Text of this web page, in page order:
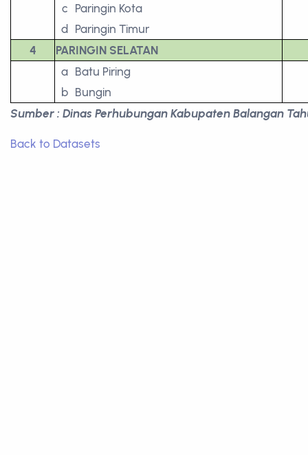
c Paringin Kota
d Paringin Timur
4
PARINGIN SELATAN
a Batu Piring
b Bungin
Sumber : Dinas Perhubungan Kabupaten Balangan
Back to Datasets